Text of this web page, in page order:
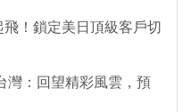
！鎖定美日頂級客戶切
灣：回望精彩風雲，預